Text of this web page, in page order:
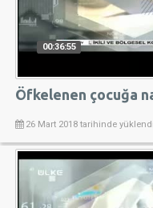
00:36:55
Öfkelenen çocuğa
26 Mart 2018 tarihinde yüklendi